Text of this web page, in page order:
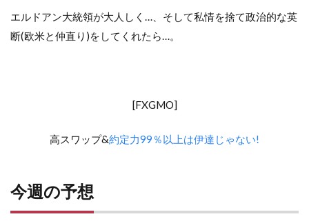
エルドアン大統領が大人しく…、そして私情を捨て政治的な英
断(欧米と仲直り)をしてくれたら…。
[FXGMO]
高スワップ&約定力99％以上は伊達じゃない!
今週の予想